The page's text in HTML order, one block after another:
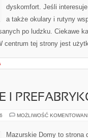
dyskomfort. Jeśli
a także okulary i rutyny
po ludzku. Ciekawe
centrum tej strony jest
I
MOŻLIWOŚĆ
Mazurskie Domy to strona